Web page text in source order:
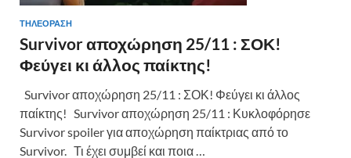
ΤΗΛΕΟΡΑΣΗ
Survivor αποχώρηση 25/11 : ΣΟΚ!
Φεύγει κι άλλος παίκτης!
Survivor αποχώρηση 25/11 : ΣΟΚ! Φεύγει κι άλλος
παίκτης! Survivor αποχώρηση 25/11 : Κυκλοφόρησε
Survivor spoiler για αποχώρηση παίκτριας από το
Survivor. Τι έχει συμβεί και ποια …